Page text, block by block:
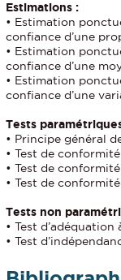
Estimations :
• Estimation
confiance d’une
• Estimation
confiance d’une
• Estimation
confiance d’une
Tests
• Principe général
• Test de
• Test de
• Test de
Tests non
• Test
• Test